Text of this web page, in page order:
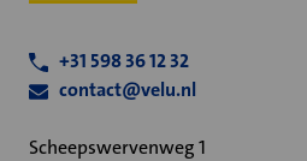
+31 598 36 12 32
contact@velu.nl
Scheepswervenweg 1